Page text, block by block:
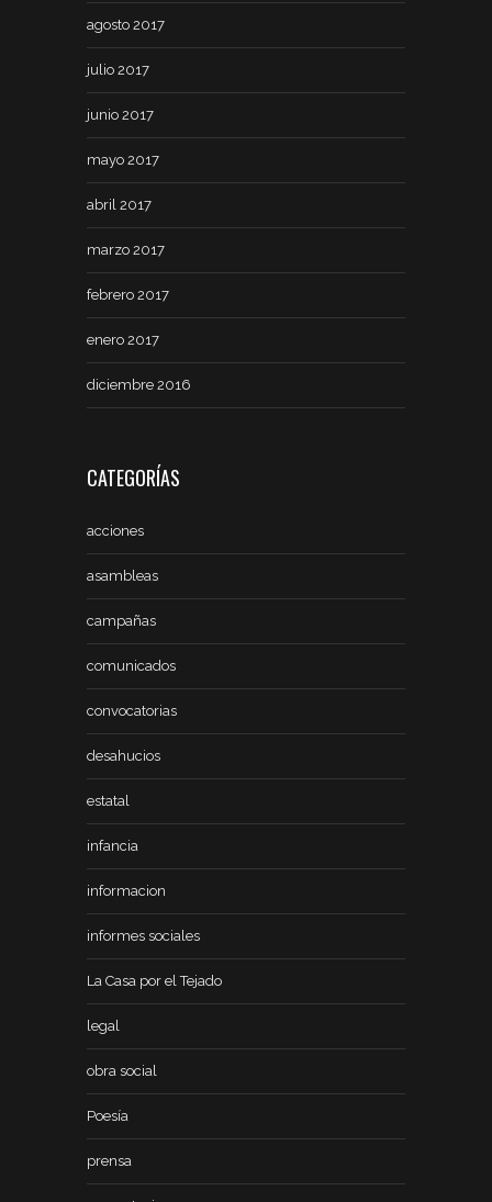
agosto 2017
julio 2017
junio 2017
mayo 2017
abril 2017
marzo 2017
febrero 2017
enero 2017
diciembre 2016
CATEGORÍAS
acciones
asambleas
campañas
comunicados
convocatorias
desahucios
estatal
infancia
informacion
informes sociales
La Casa por el Tejado
legal
obra social
Poesía
prensa